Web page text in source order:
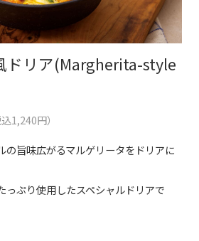
ドリア(Margherita-style
込1,240円）
の旨味広がるマルゲリータをドリアに
っぷり使用したスペシャルドリアで